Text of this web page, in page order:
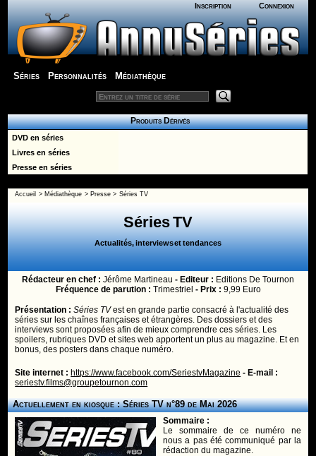
Inscription Connexion
Séries Personnalités Médiathèque
Produits Dérivés
DVD en séries
Livres en séries
Presse en séries
Accueil > Médiathèque > Presse > Séries TV
Séries TV
Actualités, interviews et tendances
Rédacteur en chef : Jérôme Martineau - Editeur : Editions De Tournon
Fréquence de parution : Trimestriel - Prix : 9,99 Euro
Présentation : Séries TVest en grande partie consacré à l'actualité des
séries sur les chaînes françaises et étrangères. Des dossiers et des
interviews sont proposées afin de mieux comprendre ces séries. Les
spoilers, rubriques DVD et sites web apportent un plus au magazine. Et en
bonus, des posters dans chaque numéro.
Site internet : https://www.facebook.com/SeriestvMagazine - E-mail :
seriestv.films@groupetournon.com
Actuellement en kiosque : Séries TV n°89 de Mai 2026
Sommaire :
Le sommaire de ce numéro ne
nous a pas été communiqué par la
rédaction du magazine.